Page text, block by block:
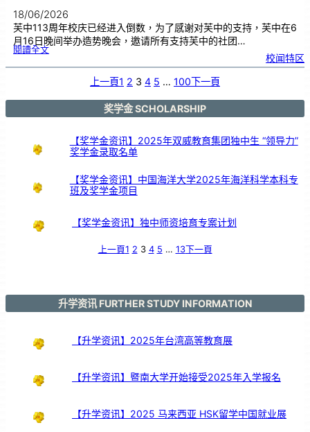
18/06/2026
芙中113周年校庆已经进入倒数，为了感谢对芙中的支持，芙中在6
月16日晚间举办造势晚会，邀请所有支持芙中的社团…
閱讀全文:芙
1
会
｜
广
校闻特区
上一頁1 2 3 4 5 … 100下一頁
奖学金 SCHOLARSHIP
【奖学金资讯】2025年双威教育集团独中生 “领导力”
奖学金录取名单
【奖学金资讯】中国海洋大学2025年海洋科学本科专
班及奖学金项目
【奖学金资讯】独中师资培育专案计划
上一頁1 2 3 4 5 … 13下一頁
升学资讯 FURTHER STUDY INFORMATION
【升学资讯】2025年台湾高等教育展
【升学资讯】暨南大学开始接受2025年入学报名
【升学资讯】2025 马来西亚 HSK留学中国就业展